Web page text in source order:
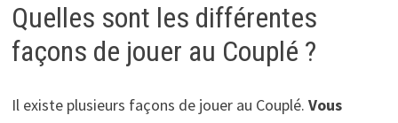
Quelles sont les différentes
façons de jouer au Couplé ?
Il existe plusieurs façons de jouer au Couplé. Vous